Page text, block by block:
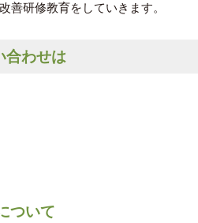
善研修教育をしていきます。
合わせは
ついて